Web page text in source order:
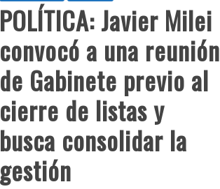
POLÍTICA: Javier Milei
convocó a una reunión
de Gabinete previo al
cierre de listas y
busca consolidar la
gestión